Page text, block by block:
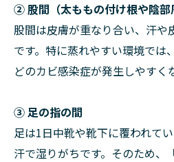
② 股間（太ももの付け根や陰部
股間は皮膚が重なり合い、汗や
です。特に蒸れやすい環境では
どのカビ感染症が発生しやすく
③ 足の指の間
足は1日中靴や靴下に覆われて
汗で湿りがちです。そのため、